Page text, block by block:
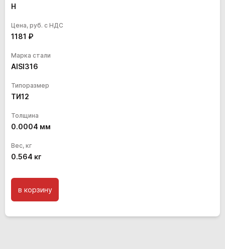
H
Цена, руб. с НДС
1181 ₽
Марка стали
AISI316
Типоразмер
ТИ12
Толщина
0.0004 мм
Вес, кг
0.564 кг
в корзину